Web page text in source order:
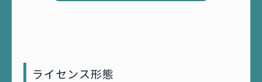
ライセンス形態